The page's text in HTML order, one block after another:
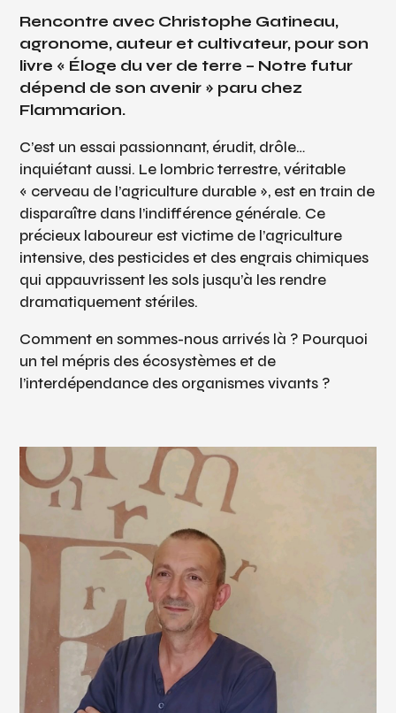
Rencontre avec Christophe Gatineau,
agronome, auteur et cultivateur, pour son
livre « Éloge du ver de terre – Notre futur
dépend de son avenir » paru chez
Flammarion.
C’est un essai passionnant, érudit, drôle…
inquiétant aussi. Le lombric terrestre, véritable
« cerveau de l’agriculture durable », est en train de
disparaître dans l’indifférence générale. Ce
précieux laboureur est victime de l’agriculture
intensive, des pesticides et des engrais chimiques
qui appauvrissent les sols jusqu’à les rendre
dramatiquement stériles.
Comment en sommes-nous arrivés là ? Pourquoi
un tel mépris des écosystèmes et de
l’interdépendance des organismes vivants ?